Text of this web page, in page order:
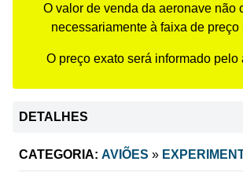
O valor de venda da aeronave não
necessariamente à faixa de preço
O preço exato será informado pelo
DETALHES
CATEGORIA: AVIÕES »